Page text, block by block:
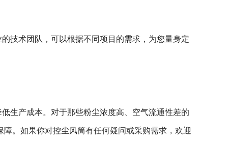
技术团队，可以根据不同项目的需求，为您量身定
生产成本。对于那些粉尘浓度高、空气流通性差的
。如果你对控尘风筒有任何疑问或采购需求，欢迎